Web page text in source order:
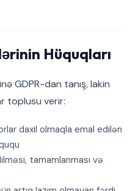
Hüquqları
GDPR-dan tanış, lakin
toplusu verir:
daxil olmaqla emal edilən
tamamlanması və